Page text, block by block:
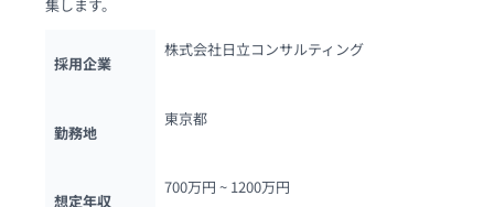
集します。
採用企業
株式会社日立コンサルティング
勤務地
東京都
想定年収
700万円 ~ 1200万円